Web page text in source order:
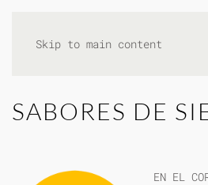
Skip to main content
SABORES DE
EN EL